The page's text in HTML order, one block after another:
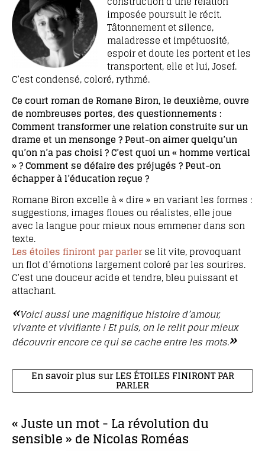
imposée poursuit le récit.
Tâtonnement et silence,
maladresse et impétuosité,
espoir et doute les portent et les
transportent, elle et lui, Josef.
C’est condensé, coloré, rythmé.
Ce court roman de Romane Biron, le deuxième, ouvre
de nombreuses portes, des questionnements :
Comment transformer une relation construite sur un
drame et un mensonge ? Peut-on aimer quelqu’un
qu’on n’a pas choisi ? C’est quoi un « homme vertical
» ? Comment se défaire des préjugés ? Peut-on
échapper à l’éducation reçue ?
Romane Biron excelle à « dire » en variant les formes :
suggestions, images floues ou réalistes, elle joue
avec la langue pour mieux nous emmener dans son
texte.
Les étoiles finiront par parlerse lit vite, provoquant
un flot d’émotions largement coloré par les sourires.
C’est une douceur acide et tendre, bleu puissant et
attachant.
«Voici aussi une magnifique histoire d’amour,
vivante et vivifiante ! Et puis, on le relit pour mieux
découvrir encore ce qui se cache entre les mots.»
En savoir plus sur LES ÉTOILES FINIRONT PAR
PARLER
« Juste un mot - La révolution du
sensible » de Nicolas Roméas